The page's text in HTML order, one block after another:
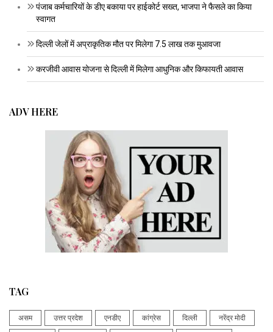
पंजाब कर्मचारियों के डीए बकाया पर हाईकोर्ट सख्त, भाजपा ने फैसले का किया
स्वागत
दिल्ली जेलों में अप्राकृतिक मौत पर मिलेगा 7.5 लाख तक मुआवजा
करजीवी आवास योजना से दिल्ली में मिलेगा आधुनिक और किफायती आवास
ADV HERE
TAG
असम उत्तर प्रदेश एनडीए कांग्रेस दिल्ली नरेंद्र मोदी